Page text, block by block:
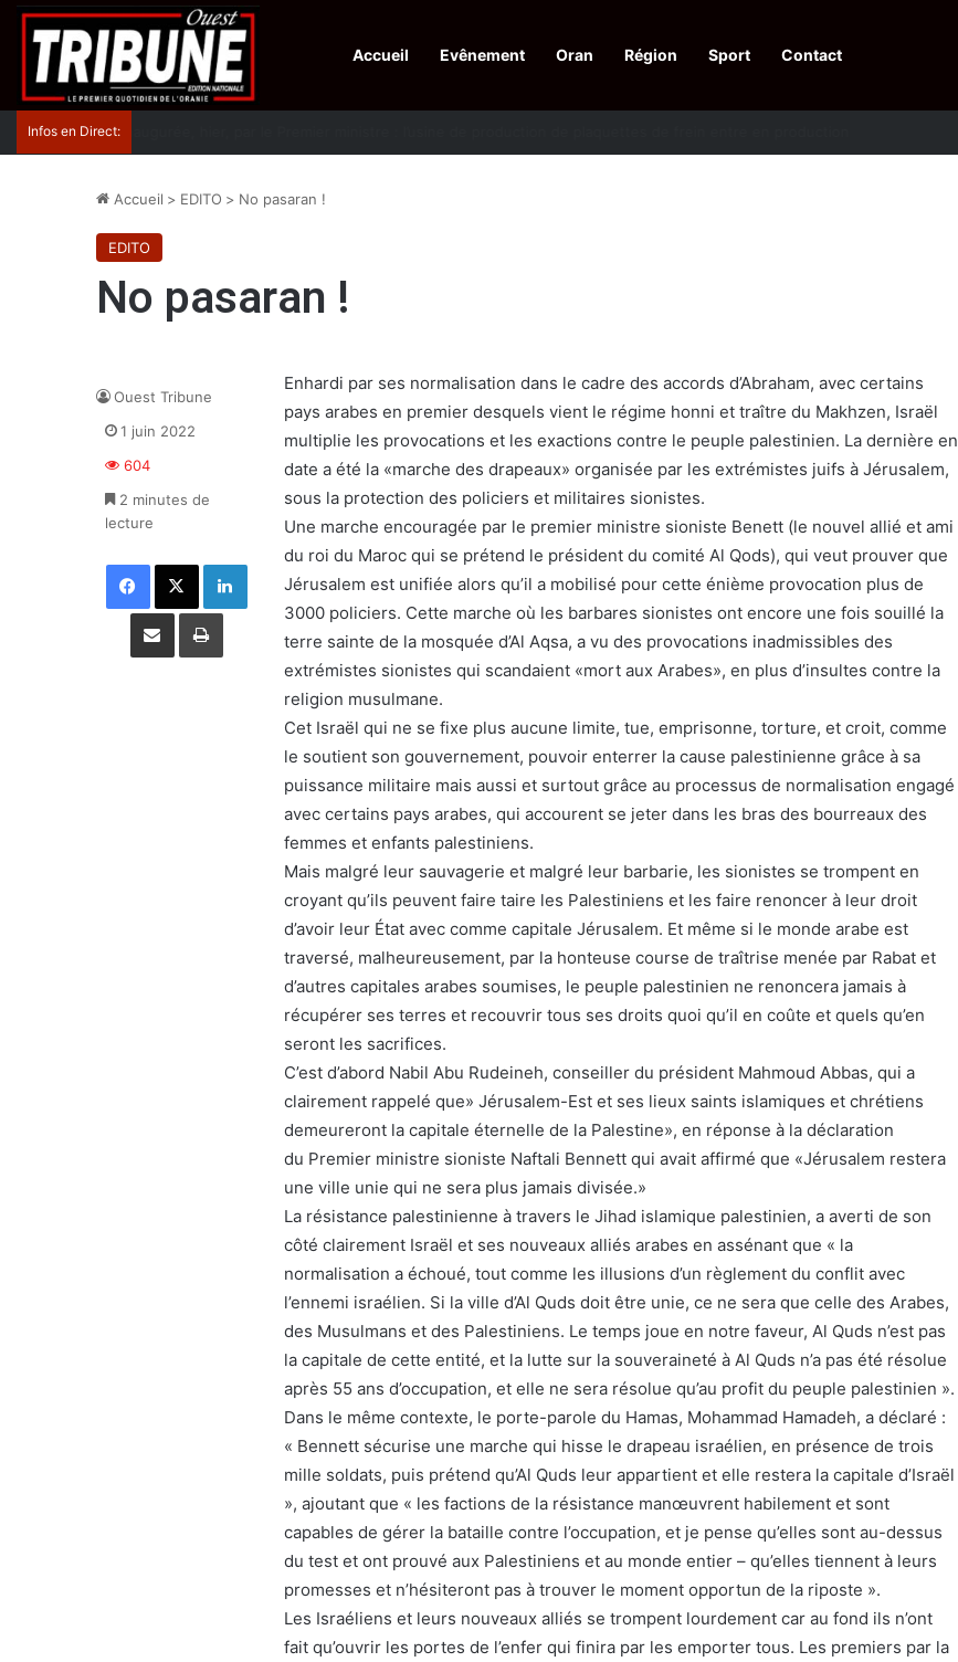
Accueil Evênement Oran Région Sport Contact
Infos en Direct:
Accueil > EDITO > No pasaran !
EDITO
No pasaran !
Enhardi par ses normalisation dans le cadre des accords d’Abraham, avec certains
pays arabes en premier desquels vient le régime honni et traître du Makhzen, Israël
multiplie les provocations et les exactions contre le peuple palestinien. La dernière en
date a été la «marche des drapeaux» organisée par les extrémistes juifs à Jérusalem,
sous la protection des policiers et militaires sionistes.
Une marche encouragée par le premier ministre sioniste Benett (le nouvel allié et ami
du roi du Maroc qui se prétend le président du comité Al Qods), qui veut prouver que
Jérusalem est unifiée alors qu’il a mobilisé pour cette énième provocation plus de
3000 policiers. Cette marche où les barbares sionistes ont encore une fois souillé la
terre sainte de la mosquée d’Al Aqsa, a vu des provocations inadmissibles des
extrémistes sionistes qui scandaient «mort aux Arabes», en plus d’insultes contre la
religion musulmane.
Cet Israël qui ne se fixe plus aucune limite, tue, emprisonne, torture, et croit, comme
le soutient son gouvernement, pouvoir enterrer la cause palestinienne grâce à sa
puissance militaire mais aussi et surtout grâce au processus de normalisation engagé
avec certains pays arabes, qui accourent se jeter dans les bras des bourreaux des
femmes et enfants palestiniens.
Mais malgré leur sauvagerie et malgré leur barbarie, les sionistes se trompent en
croyant qu’ils peuvent faire taire les Palestiniens et les faire renoncer à leur droit
d’avoir leur État avec comme capitale Jérusalem. Et même si le monde arabe est
traversé, malheureusement, par la honteuse course de traîtrise menée par Rabat et
d’autres capitales arabes soumises, le peuple palestinien ne renoncera jamais à
récupérer ses terres et recouvrir tous ses droits quoi qu’il en coûte et quels qu’en
seront les sacrifices.
C’est d’abord Nabil Abu Rudeineh, conseiller du président Mahmoud Abbas, qui a
clairement rappelé que» Jérusalem-Est et ses lieux saints islamiques et chrétiens
demeureront la capitale éternelle de la Palestine», en réponse à la déclaration
du Premier ministre sioniste Naftali Bennett qui avait affirmé que «Jérusalem restera
une ville unie qui ne sera plus jamais divisée.»
La résistance palestinienne à travers le Jihad islamique palestinien, a averti de son
côté clairement Israël et ses nouveaux alliés arabes en assénant que « la
normalisation a échoué, tout comme les illusions d’un règlement du conflit avec
l’ennemi israélien. Si la ville d’Al Quds doit être unie, ce ne sera que celle des Arabes,
des Musulmans et des Palestiniens. Le temps joue en notre faveur, Al Quds n’est pas
la capitale de cette entité, et la lutte sur la souveraineté à Al Quds n’a pas été résolue
après 55 ans d’occupation, et elle ne sera résolue qu’au profit du peuple palestinien ».
Dans le même contexte, le porte-parole du Hamas, Mohammad Hamadeh, a déclaré :
« Bennett sécurise une marche qui hisse le drapeau israélien, en présence de trois
mille soldats, puis prétend qu’Al Quds leur appartient et elle restera la capitale d’Israël
», ajoutant que « les factions de la résistance manœuvrent habilement et sont
capables de gérer la bataille contre l’occupation, et je pense qu’elles sont au-dessus
du test et ont prouvé aux Palestiniens et au monde entier – qu’elles tiennent à leurs
promesses et n’hésiteront pas à trouver le moment opportun de la riposte ».
Les Israéliens et leurs nouveaux alliés se trompent lourdement car au fond ils n’ont
fait qu’ouvrir les portes de l’enfer qui finira par les emporter tous. Les premiers par la
Ouest Tribune
1 juin 2022
604
2 minutes de
lecture
Facebook X Linkedin
Partager par email Imprimer